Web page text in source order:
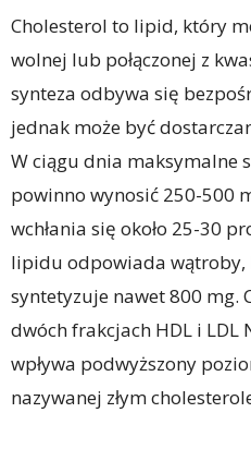
Cholesterol to lipid, który
wolnej lub połączonej z
synteza odbywa się
jednak może być
W ciągu dnia maksymalne
powinno wynosić 250-500
wchłania się około 25-30
lipidu odpowiada wątroby,
syntetyzuje nawet 800 mg.
dwóch frakcjach HDL i LDL
wpływa podwyższony
nazywanej złym